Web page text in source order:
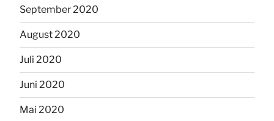
September 2020
August 2020
Juli 2020
Juni 2020
Mai 2020